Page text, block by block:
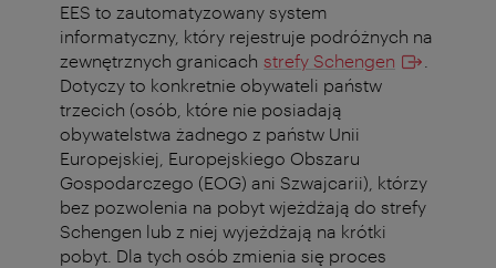
EES to zautomatyzowany system
informatyczny, który rejestruje podróżnych na
zewnętrznych granicach strefy Schengen
Dotyczy to konkretnie obywateli państw
trzecich (osób, które nie posiadają
obywatelstwa żadnego z państw Unii
Europejskiej, Europejskiego Obszaru
Gospodarczego (EOG) ani Szwajcarii), którzy
bez pozwolenia na pobyt wjeżdżają do strefy
Schengen lub z niej wyjeżdżają na krótki
pobyt. Dla tych osób zmienia się proces